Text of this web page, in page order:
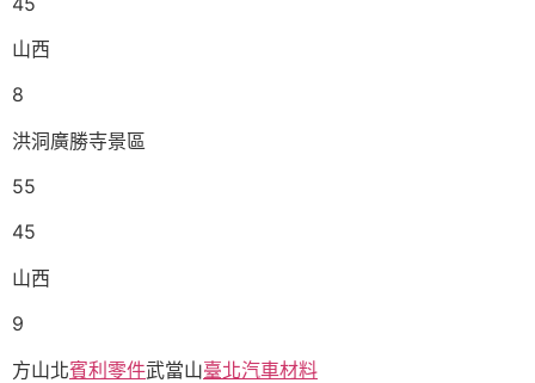
山西
8
洪洞廣勝寺景區
55
45
山西
9
方山北賓利零件武當山臺北汽車材料